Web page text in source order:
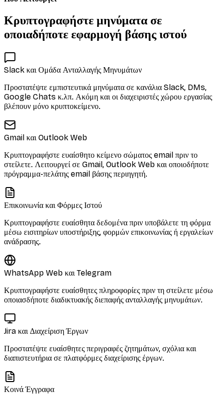
Κρυπτογραφήστε μηνύματα σε
οποιαδήποτε εφαρμογή βάσης ιστού
Slack και Ομάδα Ανταλλαγής Μηνυμάτων
Προστατέψτε εμπιστευτικά μηνύματα σε κανάλια Slack, DMs,
Google Chats κ.λπ. Ακόμη και οι διαχειριστές χώρου εργασίας
βλέπουν μόνο κρυπτοκείμενο.
Gmail και Outlook Web
Κρυπτογραφήστε ευαίσθητο κείμενο σώματος email πριν το
στείλετε. Λειτουργεί σε Gmail, Outlook Web και οποιοδήποτε
πρόγραμμα-πελάτης email βάσης περιηγητή.
Επικοινωνία και Φόρμες Ιστού
Κρυπτογραφήστε ευαίσθητα δεδομένα πριν υποβάλετε τη φόρμα
μέσω εισιτηρίων υποστήριξης, φορμών επικοινωνίας ή εργαλείων
ανάδρασης.
WhatsApp Web και Telegram
Κρυπτογραφήστε ευαίσθητες πληροφορίες πριν τη στείλετε μέσω
οποιασδήποτε διαδικτυακής διεπαφής ανταλλαγής μηνυμάτων.
Jira και Διαχείριση Έργων
Προστατέψτε ευαίσθητες περιγραφές ζητημάτων, σχόλια και
διαπιστευτήρια σε πλατφόρμες διαχείρισης έργων.
Κοινά Έγγραφα